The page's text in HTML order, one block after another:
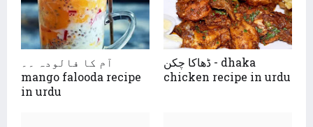
آم کا فالودہ ۔۔
mango falooda recipe
in urdu
ڈھاکا چکن - dhaka
chicken recipe in urdu